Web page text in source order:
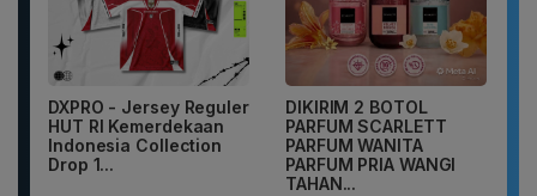
DXPRO - Jersey Reguler
HUT RI Kemerdekaan
Indonesia Collection
Drop 1...
DIKIRIM 2 BOTOL
PARFUM SCARLETT
PARFUM WANITA
PARFUM PRIA WANGI
TAHAN...